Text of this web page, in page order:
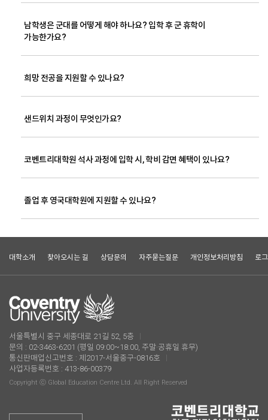
남학생은 군대를 어떻게 해야 하나요? 입학 후 군 휴학이
가능한가요?
희망 전공을 지원할 수 있나요?
샌드위치 과정이 무엇인가요?
코벤트리대학원 석사 과정에 입학 시, 학비 감면 혜택이 있나요?
졸업 후 영국대학원에 지원할 수 있나요?
대학소개 찾아오시는 길 상담문의 자주묻는질문 개인정보처리방침 로
서울특별시 중구 세종대로 21길 52, 5층
문의 : 02-3463-6201 (평일 09:00~18:00, 주말·공휴일 휴무)
통신판매업신고번호 : 제2017-서울중구-0816호
사업자등록번호 : 413-86-00379
Copyright ⓒ Global Education Centre Ltd. All Right Reserved